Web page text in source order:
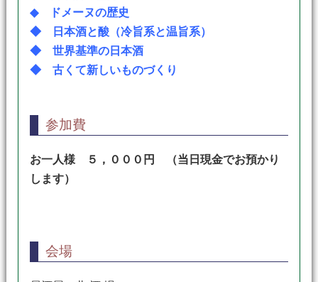
◆ ドメーヌの歴史
◆ 日本酒と酸（冷旨系と温旨系）
◆ 世界基準の日本酒
◆ 古くて新しいものづくり
参加費
お一人様 ５，０００円 （当日現金でお預かり
します）
会場